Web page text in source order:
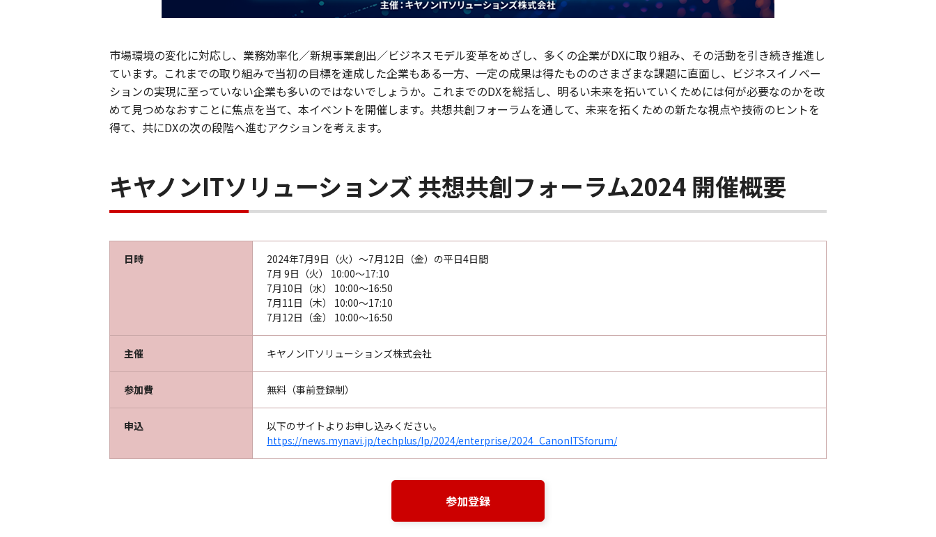
市場環境の変化に対応し、業務効率化／新規事業創出／ビジネスモデル変革をめざし、多くの企業がDXに取り組み、その活動を引き続き推進し
ています。これまでの取り組みで当初の目標を達成した企業もある一方、一定の成果は得たもののさまざまな課題に直面し、ビジネスイノベー
ションの実現に至っていない企業も多いのではないでしょうか。これまでのDXを総括し、明るい未来を拓いていくためには何が必要なのかを改
めて見つめなおすことに焦点を当て、本イベントを開催します。共想共創フォーラムを通して、未来を拓くための新たな視点や技術のヒントを
得て、共にDXの次の段階へ進むアクションを考えます。
キヤノンITソリューションズ 共想共創フォーラム2024 開催概要
日時
2024年7月9日（火）～7月12日（金）の平日4日間
7月 9日（火） 10:00～17:10
7月10日（水） 10:00～16:50
7月11日（木） 10:00～17:10
7月12日（金） 10:00～16:50
主催 キヤノンITソリューションズ株式会社
参加費 無料（事前登録制）
申込
以下のサイトよりお申し込みください。
https://news.mynavi.jp/techplus/lp/2024/enterprise/2024_CanonITSforum/
参加登録